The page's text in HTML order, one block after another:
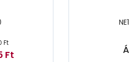
Ft
Ft